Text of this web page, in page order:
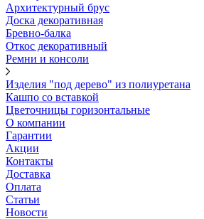
Архитектурный брус
Доска декоративная
Бревно-балка
Откос декоративный
Ремни и консоли
Изделия "под дерево" из полиуретана
Кашпо со вставкой
Цветочницы горизонтальные
О компании
Гарантии
Акции
Контакты
Доставка
Оплата
Статьи
Новости